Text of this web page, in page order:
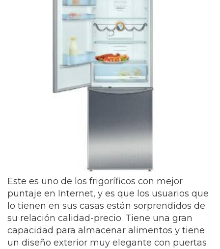
Este es uno de los frigoríficos con mejor
puntaje en Internet, y es que los usuarios que
lo tienen en sus casas están sorprendidos de
su relación calidad-precio. Tiene una gran
capacidad para almacenar alimentos y tiene
un diseño exterior muy elegante con puertas